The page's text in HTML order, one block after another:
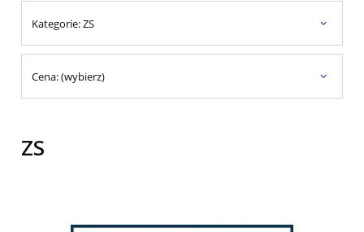
Kategorie: ZS
Cena: (wybierz)
ZS